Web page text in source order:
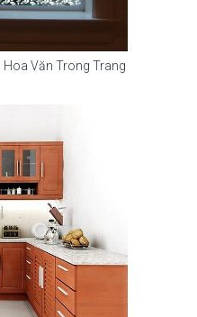
Hoa Văn Trong Trang